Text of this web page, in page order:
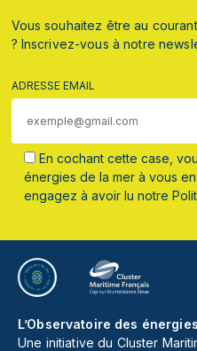
Vous souhaitez être au
? Inscrivez-vous à notre
ADRESSE EMAIL
En cochant cette case,
énergies de la mer à vous
engagez à avoir lu notre
L’Observatoire des
Une initiative du Cluster